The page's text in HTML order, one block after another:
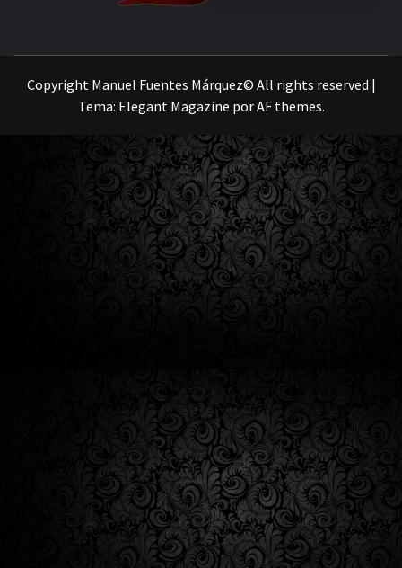
Copyright Manuel Fuentes Márquez© All rights reserved |
Tema: Elegant Magazine porAF themes.